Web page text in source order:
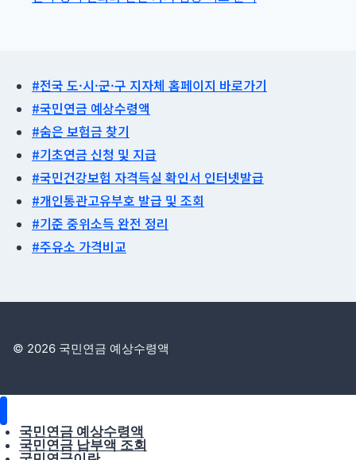
#전국 도·시·군·구 지자체 홈페이지 바로가기
#국민연금 예상수령액
#숨은 보험금 찾기
#기초연금 신청 및 지급
#국민건강보험 자격득실 확인서 인터넷발급
#개인통관고유부호 발급 및 조회
#기준 중위소득 완전 정리
#주유소 가격비교
© 2026 국민연금 예상수령액
국민연금 예상수령액
국민연금 납부액 조회